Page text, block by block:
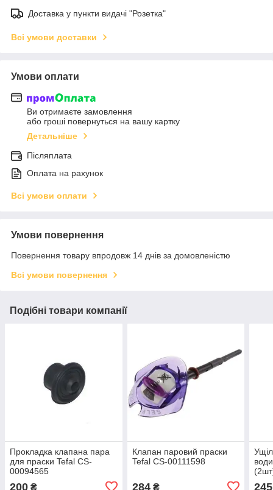
Доставка у пункти видачі "Розетка"
Всі умови доставки
Умови оплати
Ви отримаєте замовлення
або гроші повернуться на вашу картку
Детальніше
Післяплата
Оплата на рахунок
Всі умови оплати
Умови повернення
Повернення товару впродовж 14 днів за домовленістю
Всі умови повернення
Подібні товари компанії
Прокладка клапана пара
для праски Tefal CS-
00094565
200 ₴
Клапан паровий праски
Tefal CS-00111598
284₴ 245